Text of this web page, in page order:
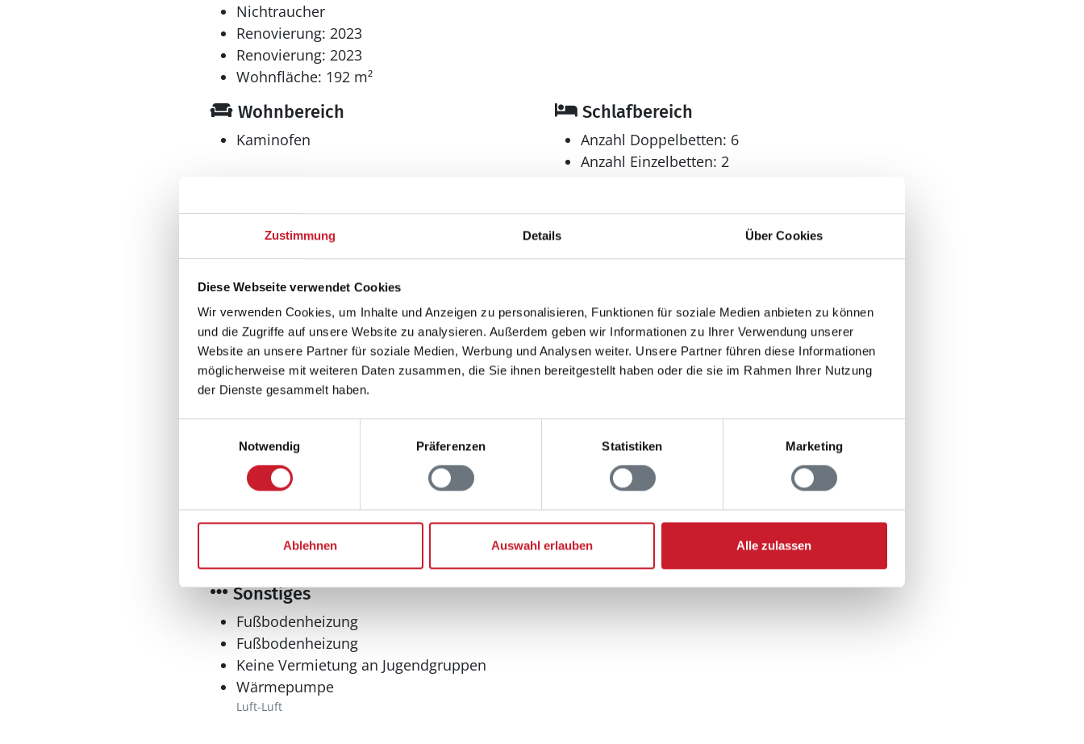
Zustimmung Details Über Cookies
Diese Webseite verwendet Cookies
Wir verwenden Cookies, um Inhalte und Anzeigen zu personalisieren, Funktionen für soziale Medien anbieten zu können
und die Zugriffe auf unsere Website zu analysieren. Außerdem geben wir Informationen zu Ihrer Verwendung unserer
Website an unsere Partner für soziale Medien, Werbung und Analysen weiter. Unsere Partner führen diese Informationen
möglicherweise mit weiteren Daten zusammen, die Sie ihnen bereitgestellt haben oder die sie im Rahmen Ihrer Nutzung
der Dienste gesammelt haben.
Notwendig
Präferenzen Statistiken Marketing
Ablehnen Auswahl erlauben Alle zulassen
Nichtraucher
Renovierung: 2023
Renovierung: 2023
Wohnfläche: 192 m²
Wohnbereich
Kaminofen
Schlafbereich
Anzahl Doppelbetten: 6
Anzahl Einzelbetten: 2
Küche
Gefrierschrank l
Kühlschrank
Mikrowelle
Bad
Waschmaschine
Wellness
Sauna
Multimedia
Deutsches Fernsehen
Internet
Spieleangebot
Tischfußball
Tischtennis
Aussenbereich
Außenwhirlpool
Sandkiste
Sonstiges
Fußbodenheizung
Fußbodenheizung
Keine Vermietung an Jugendgruppen
Wärmepumpe
Luft-Luft